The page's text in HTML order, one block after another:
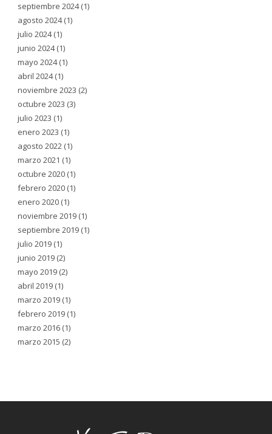
septiembre 2024(1)
agosto 2024(1)
julio 2024(1)
junio 2024(1)
mayo 2024(1)
abril 2024(1)
noviembre 2023 (2)
octubre 2023 (3)
julio 2023 (1)
enero 2023 (1)
agosto 2022 (1)
marzo 2021 (1)
octubre 2020 (1)
febrero 2020 (1)
enero 2020 (1)
noviembre 2019 (1)
septiembre 2019 (1)
julio 2019 (1)
junio 2019 (2)
mayo 2019 (2)
abril 2019 (1)
marzo 2019 (1)
febrero 2019 (1)
marzo 2016 (1)
marzo 2015 (2)